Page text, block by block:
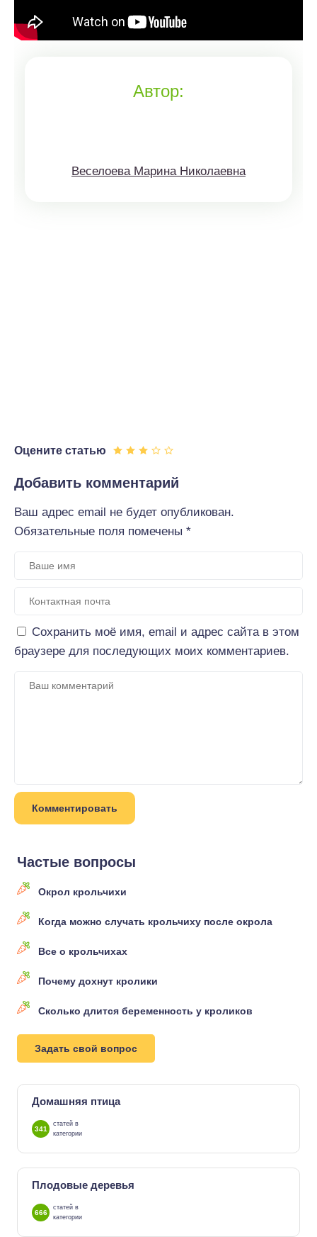
Автор:
Веселоева Марина Николаевна
Оцените статью
Добавить комментарий
Ваш адрес email не будет опубликован.
Обязательные поля помечены *
Сохранить моё имя, email и адрес сайта в этом
браузере для последующих моих комментариев.
Частые вопросы
Окрол крольчихи
Когда можно случать крольчиху после окрола
Все о крольчихах
Почему дохнут кролики
Сколько длится беременность у кроликов
Задать свой вопрос
Домашняя птица
341
статей в
категории
Плодовые деревья
666
статей в
категории